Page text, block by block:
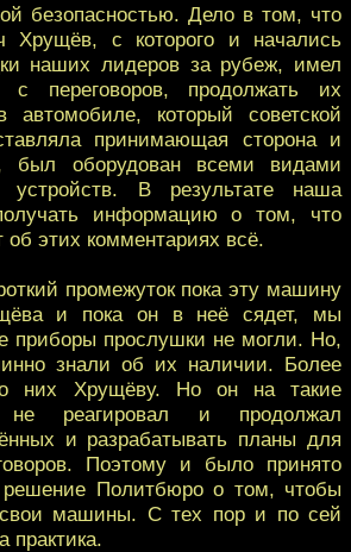
безопасностью. Дело в том, что
Хрущёв, с которого и начались
наших лидеров за рубеж, имел
с переговоров, продолжать их
автомобиле, который советской
принимающая сторона и
был оборудован всеми видами
устройств. В результате наша
информацию о том, что
этих комментариях всё.
промежуток пока эту машину
и пока он в неё сядет, мы
приборы прослушки не могли. Но,
знали об их наличии. Более
них Хрущёву. Но он на такие
не реагировал и продолжал
и разрабатывать планы для
Поэтому и было принято
решение Политбюро о том, чтобы
машины. С тех пор и по сей
практика.